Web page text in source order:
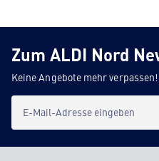
Zum ALDI Nord
Keine Angebote mehr verpassen!
E-Mail-Adresse eingeben